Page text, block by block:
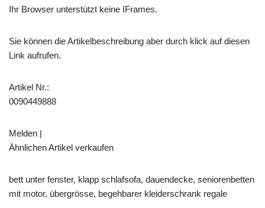
Ihr Browser unterstützt keine IFrames.
Sie können die Artikelbeschreibung aber durch klick auf diesen
Link aufrufen.
Artikel Nr.:
0090449888
Melden |
Ähnlichen Artikel verkaufen
bett unter fenster, klapp schlafsofa, dauendecke, seniorenbetten
mit motor, übergrösse, begehbarer kleiderschrank regale